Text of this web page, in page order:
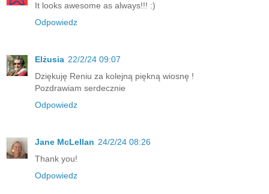
It looks awesome as always!!! :)
Odpowiedz
Elżusia 22/2/24 09:07
Dziękuję Reniu za kolejną piękną wiosnę !
Pozdrawiam serdecznie
Odpowiedz
Jane McLellan 24/2/24 08:26
Thank you!
Odpowiedz